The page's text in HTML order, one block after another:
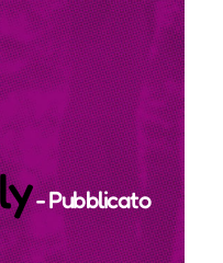
- Pubblicato